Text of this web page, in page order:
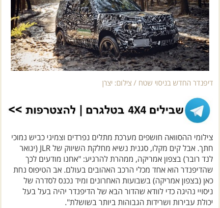
דיפנדר החדש בניסוי שטח / צילום: יצרן
צילומי ההסוואה חושפים מערכת מתלים נפרדים וצמיגי כביש נמוכי
חתך. אבל קים מקלו, סגנית נשיא מחלקת השיווק של JLR (יגואר
לנד רובר) בצפון אמריקה, ממהרת להרגיע: "אחנו מודעים לכך
שהדיפנדר הוא אחד מכלי הרכב האהובים בעולם. אב הטיפוס נחת
כאן (בצפון אמריקה) בשבועות האחרונים ומיד נכנס לסדרה של
ניסויי נהיגה כדי לוודא שהדור הבא של הדיפנדר יהיה בעל בעל
יכולת עבירות ושרידות הגבוהות ביותר בשושלת".